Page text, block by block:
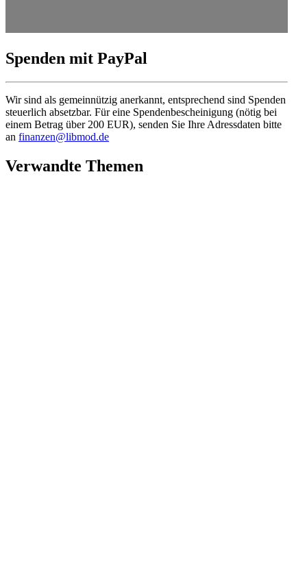
Spenden mit PayPal
Wir sind als gemein­nützig anerkannt, entspre­chend sind Spenden
steuerlich absetzbar. Für eine Spenden­be­schei­nigung (nötig bei
einem Betrag über 200 EUR), senden Sie Ihre Adress­daten bitte
an finanzen@libmod.de
Verwandte Themen